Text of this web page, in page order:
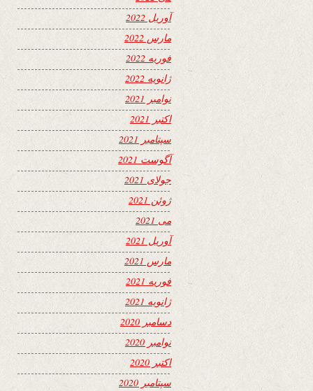
آوریل 2022
مارس 2022
فوریه 2022
ژانویه 2022
نوامبر 2021
اکتبر 2021
سپتامبر 2021
آگوست 2021
جولای 2021
ژوئن 2021
می 2021
آوریل 2021
مارس 2021
فوریه 2021
ژانویه 2021
دسامبر 2020
نوامبر 2020
اکتبر 2020
سپتامبر 2020